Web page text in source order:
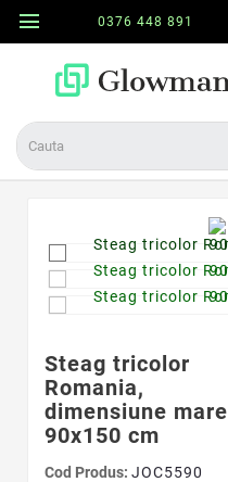
menu 0376 448 891
Steag tricolor
Romania,
dimensiune mare
90x150 cm
Cod Produs: JOC5590